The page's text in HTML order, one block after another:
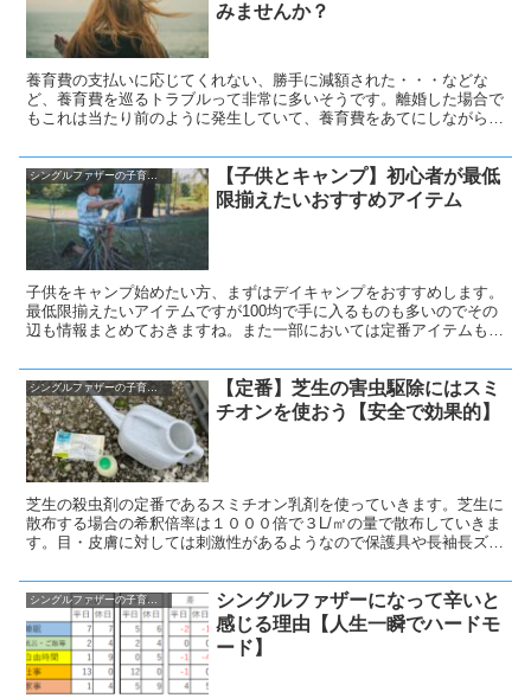
みませんか？
養育費の支払いに応じてくれない、勝手に減額された・・・などな
ど、養育費を巡るトラブルって非常に多いそうです。離婚した場合で
もこれは当たり前のように発生していて、養育費をあてにしながら生
てしまったとか、減額されたとか、蒸発しましたとか・・・これでは
子供の生活を保持していくことが難しくなってしまいます。こんなと
きはどこに相談しましょう？
シングルファザーの子育て奮闘記
【子供とキャンプ】初心者が最低
限揃えたいおすすめアイテム
子供をキャンプ始めたい方、まずはデイキャンプをおすすめします。
最低限揃えたいアイテムですが100均で手に入るものも多いのでその
辺も情報まとめておきますね。また一部においては定番アイテムもご
シングルファザーの子育て奮闘記
【定番】芝生の害虫駆除にはスミ
チオンを使おう【安全で効果的】
芝生の殺虫剤の定番であるスミチオン乳剤を使っていきます。芝生に
散布する場合の希釈倍率は１０００倍で３L/㎡の量で散布していきま
す。目・皮膚に対しては刺激性があるようなので保護具や長袖長ズボ
さいね。散布から数日後、ぴょんぴょんする虫はいなくなりましたが
蜘蛛には効果があまり無いような気がします。
シングルファザーの子育て奮闘記
シングルファザーになって辛いと
感じる理由【人生一瞬でハードモ
ード】